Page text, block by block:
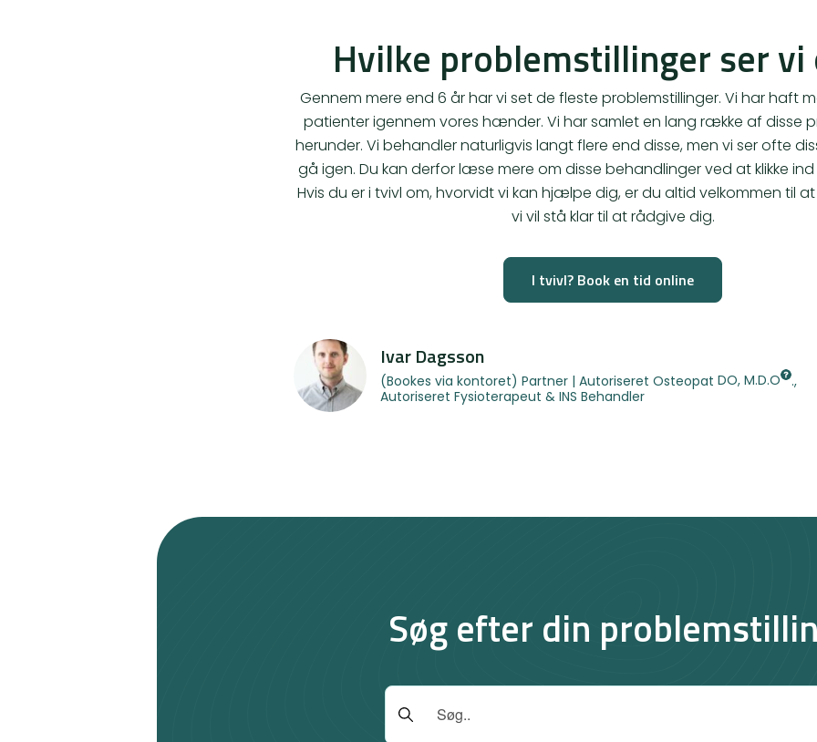
Hvilke problemstillinger ser vi
Gennem mere end 6 år har vi set de fleste problemstillinger. Vi har haft
patienter igennem vores hænder. Vi har samlet en lang række af disse
herunder. Vi behandler naturligvis langt flere end disse, men vi ser ofte
gå igen. Du kan derfor læse mere om disse behandlinger ved at klikke
Hvis du er i tvivl om, hvorvidt vi kan hjælpe dig, er du altid velkommen til
vi vil stå klar til at rådgive dig.
I tvivl? Book en tid online
Ivar Dagsson
(Bookes via kontoret) Partner | Autoriseret Osteopat DO, M.D.O
.,
Autoriseret Fysioterapeut & INS Behandler
Søg efter din